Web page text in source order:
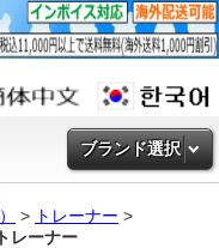
ブランド選択
> トレーナー >
レーナー